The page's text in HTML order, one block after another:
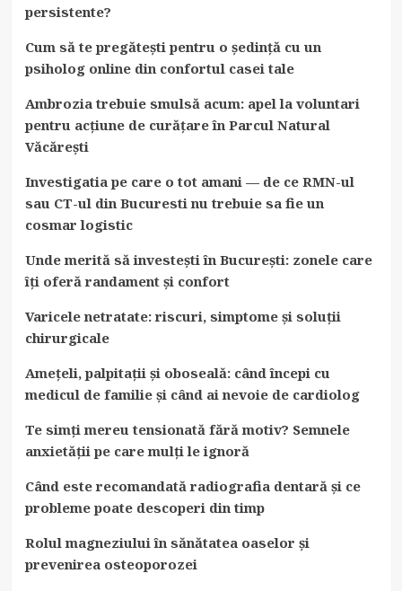
persistente?
Cum să te pregătești pentru o ședință cu un
psiholog online din confortul casei tale
Ambrozia trebuie smulsă acum: apel la voluntari
pentru acțiune de curățare în Parcul Natural
Văcărești
Investigatia pe care o tot amani — de ce RMN-ul
sau CT-ul din Bucuresti nu trebuie sa fie un
cosmar logistic
Unde merită să investești în București: zonele care
îți oferă randament și confort
Varicele netratate: riscuri, simptome și soluții
chirurgicale
Amețeli, palpitații și oboseală: când începi cu
medicul de familie și când ai nevoie de cardiolog
Te simți mereu tensionată fără motiv? Semnele
anxietății pe care mulți le ignoră
Când este recomandată radiografia dentară și ce
probleme poate descoperi din timp
Rolul magneziului în sănătatea oaselor și
prevenirea osteoporozei